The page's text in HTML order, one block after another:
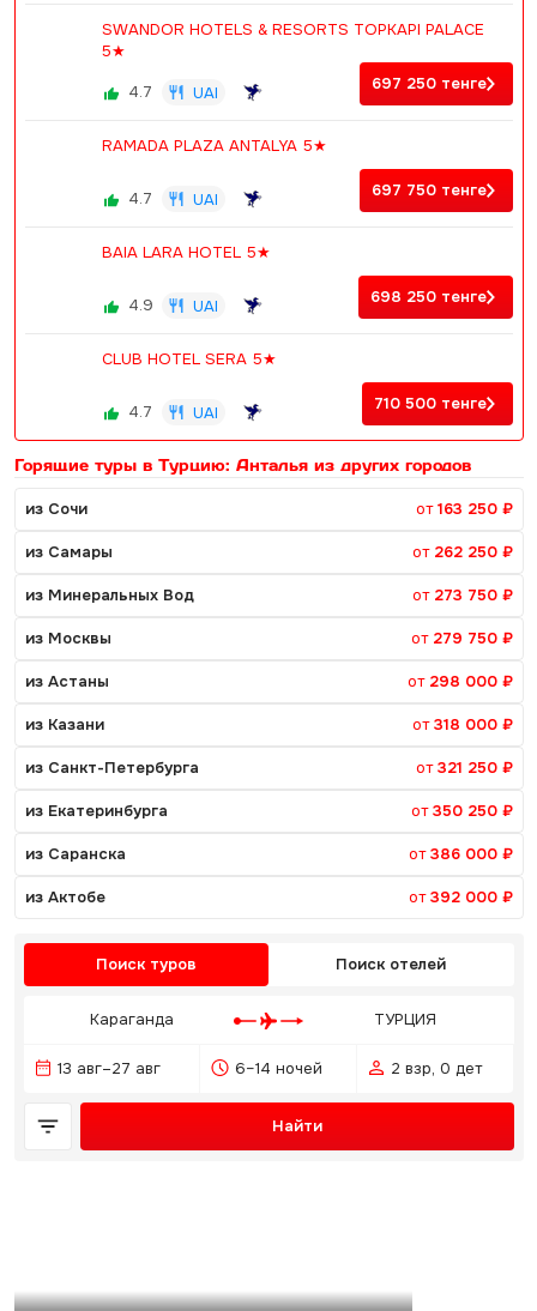
SWANDOR HOTELS & RESORTS TOPKAPI PALACE
5★
4.7
UAI 697 250 тенге
RAMADA PLAZA ANTALYA 5★
4.7 UAI 697 750 тенге
BAIA LARA HOTEL 5★
4.9 UAI 698 250 тенге
CLUB HOTEL SERA 5★
4.7 UAI 710 500 тенге
Горящие туры в Турцию: Анталья из других городов
из Сочи от 163 250 ₽
из Самары от 262 250 ₽
из Минеральных Вод от 273 750 ₽
из Москвы от 279 750 ₽
из Астаны от 298 000 ₽
из Казани от 318 000 ₽
из Санкт-Петербурга от 321 250 ₽
из Екатеринбурга от 350 250 ₽
из Саранска от 386 000 ₽
из Актобе от 392 000 ₽
Поиск туров Поиск отелей
Караганда ТУРЦИЯ
13 авг–27 авг 6–14 ночей 2 взр, 0 дет
Найти